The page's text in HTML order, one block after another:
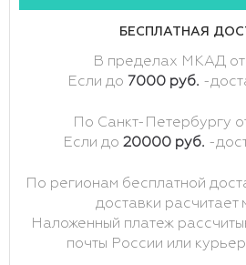
БЕСПЛАТНАЯ
В пределах МКАД от
Если до 7000 руб. -
По Санкт-Петербургу
Если до 20000 руб. -
По регионам бесплатной
доставки расчитает
Наложенный платеж
почты России или